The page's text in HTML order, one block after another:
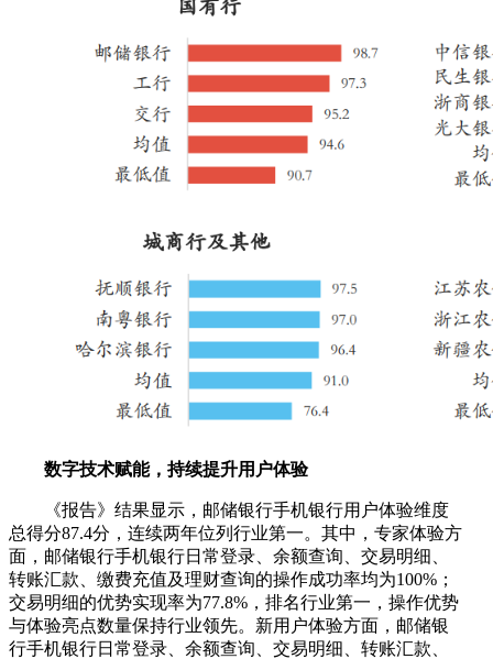
数字技术赋能，持续提升用户体验
《报告》结果显示，邮储银行手机银行用户体验维度
总得分87.4分，连续两年位列行业第一。其中，专家体验方
面，邮储银行手机银行日常登录、余额查询、交易明细、
转账汇款、缴费充值及理财查询的操作成功率均为100%；
交易明细的优势实现率为77.8%，排名行业第一，操作优势
与体验亮点数量保持行业领先。新用户体验方面，邮储银
行手机银行日常登录、余额查询、交易明细、转账汇款、